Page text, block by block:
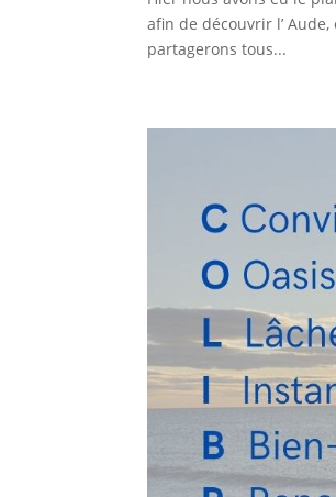
afin de découvrir l’
partagerons tous...